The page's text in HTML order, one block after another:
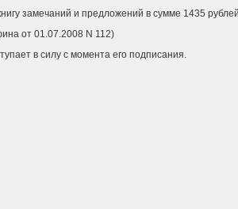
замечаний и предложений в сумме 1435
от 01.07.2008 N 112)
в силу с момента его подписания.